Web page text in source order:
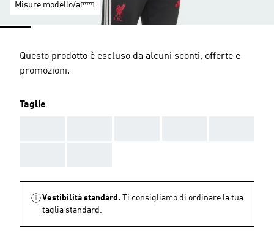
Misure modello/a
Questo prodotto è escluso da alcuni sconti, offerte e
promozioni.
Taglie
Vestibilità standard.
Ti consigliamo di ordinare la tua
taglia standard.